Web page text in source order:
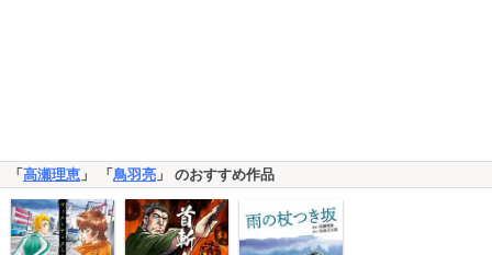
「 高瀬理恵 」 「 鳥羽亮 」 のおすすめ作品